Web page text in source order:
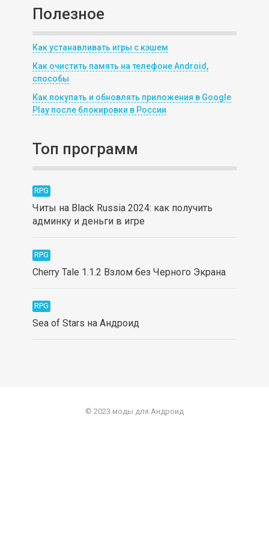
Полезное
Как устанавливать игры с кэшем
Как очистить память на телефоне Android,
способы
Как покупать и обновлять приложения в Google
Play после блокировки в России
Топ программ
RPG
Читы на Black Russia 2024: как получить
админку и деньги в игре
RPG
Cherry Tale 1.1.2 Взлом без Черного Экрана
RPG
Sea of Stars на Андроид
© 2023 моды для Андроид